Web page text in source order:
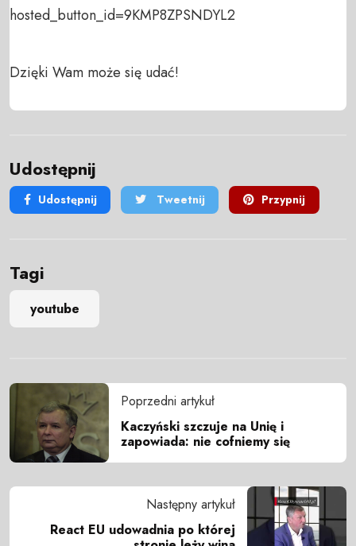
hosted_button_id=9KMP8ZPSNDYL2
Dzięki Wam może się udać!
Udostępnij
Udostępnij Tweetnij Przypnij
Tagi
youtube
Poprzedni artykuł
Kaczyński szczuje na Unię i
zapowiada: nie cofniemy się
Następny artykuł
React EU udowadnia po której